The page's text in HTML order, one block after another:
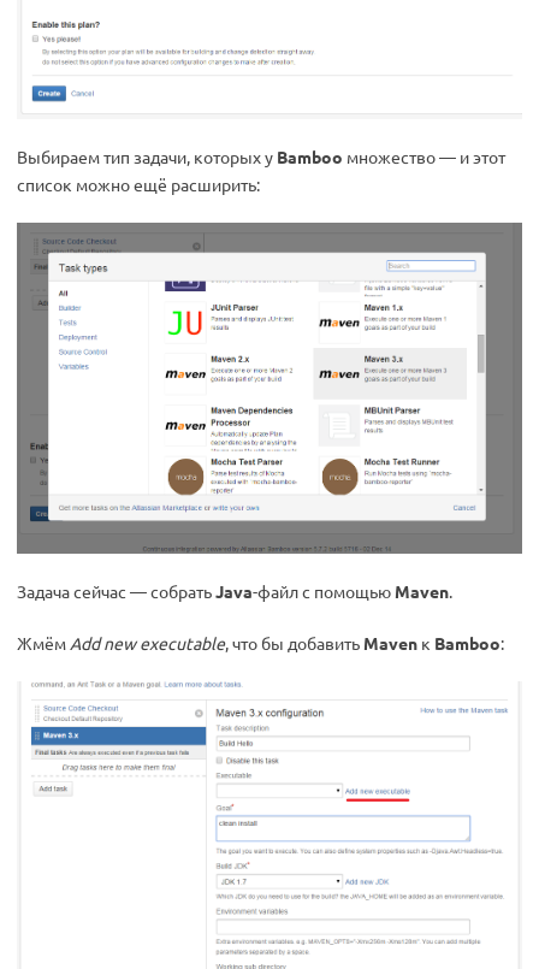
Выбираем тип задачи, которых у Bamboo множество — и этот
список можно ещё расширить:
Задача сейчас — собратьJava-файл с помощью Maven.
Жмём Add new executable, что бы добавить Maven к Bamboo: